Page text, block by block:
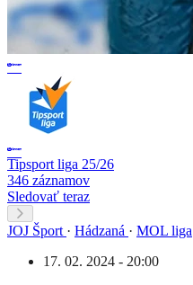
Tipsport liga 25/26
346 záznamov
Sledovať teraz
JOJ Šport · Hádzaná · MOL liga
17. 02. 2024 - 20:00